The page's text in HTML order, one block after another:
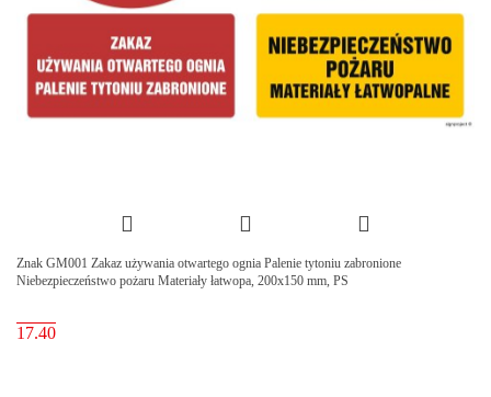
Znak GM001 Zakaz używania otwartego ognia Palenie tytoniu zabronione
Niebezpieczeństwo pożaru Materiały łatwopa, 200x150 mm, PS
17.40